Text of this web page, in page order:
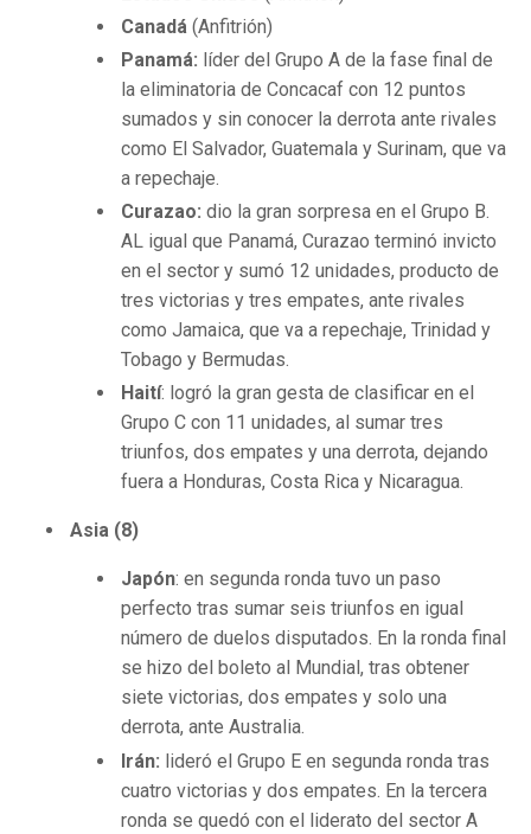
Canadá(Anfitrión)
Panamá: líder del Grupo A de la fase final de
la eliminatoria de Concacaf con 12 puntos
sumados y sin conocer la derrota ante rivales
como El Salvador, Guatemala y Surinam, que va
a repechaje.
Curazao: dio la gran sorpresa en el Grupo B.
AL igual que Panamá, Curazao terminó invicto
en el sector y sumó 12 unidades, producto de
tres victorias y tres empates, ante rivales
como Jamaica, que va a repechaje, Trinidad y
Tobago y Bermudas.
Haití: logró la gran gesta de clasificar en el
Grupo C con 11 unidades, al sumar tres
triunfos, dos empates y una derrota, dejando
fuera a Honduras, Costa Rica y Nicaragua.
Asia (8)
Japón: en segunda ronda tuvo un paso
perfecto tras sumar seis triunfos en igual
número de duelos disputados. En la ronda final
se hizo del boleto al Mundial, tras obtener
siete victorias, dos empates y solo una
derrota, ante Australia.
Irán: lideró el Grupo E en segunda ronda tras
cuatro victorias y dos empates. En la tercera
ronda se quedó con el liderato del sector A